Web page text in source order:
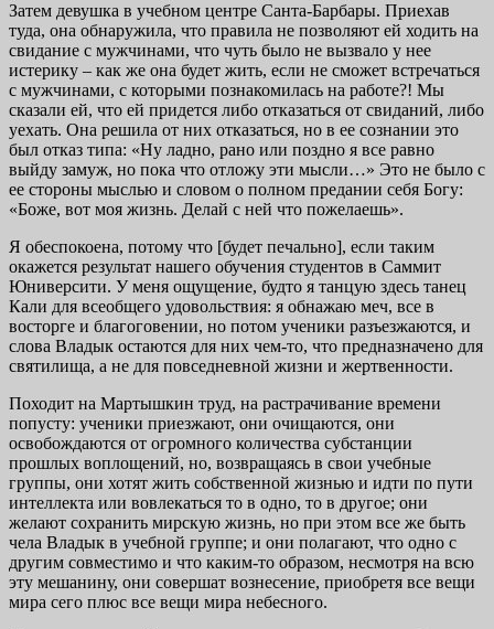
Затем девушка в учебном центре Санта-Барбары. Приехав
туда, она обнаружила, что правила не позволяют ей ходить на
свидание с мужчинами, что чуть было не вызвало у нее
истерику – как же она будет жить, если не сможет встречаться
с мужчинами, с которыми познакомилась на работе?! Мы
сказали ей, что ей придется либо отказаться от свиданий, либо
уехать. Она решила от них отказаться, но в ее сознании это
был отказ типа: «Ну ладно, рано или поздно я все равно
выйду замуж, но пока что отложу эти мысли…» Это не было с
ее стороны мыслью и словом о полном предании себя Богу:
«Боже, вот моя жизнь. Делай с ней что пожелаешь».
Я обеспокоена, потому что [будет печально], если таким
окажется результат нашего обучения студентов в Саммит
Юниверсити. У меня ощущение, будто я танцую здесь танец
Кали для всеобщего удовольствия: я обнажаю меч, все в
восторге и благоговении, но потом ученики разъезжаются, и
слова Владык остаются для них чем-то, что предназначено для
святилища, а не для повседневной жизни и жертвенности.
Походит на Мартышкин труд, на растрачивание времени
попусту: ученики приезжают, они очищаются, они
освобождаются от огромного количества субстанции
прошлых воплощений, но, возвращаясь в свои учебные
группы, они хотят жить собственной жизнью и идти по пути
интеллекта или вовлекаться то в одно, то в другое; они
желают сохранить мирскую жизнь, но при этом все же быть
чела Владык в учебной группе; и они полагают, что одно с
другим совместимо и что каким-то образом, несмотря на всю
эту мешанину, они совершат вознесение, приобретя все вещи
мира сего плюс все вещи мира небесного.